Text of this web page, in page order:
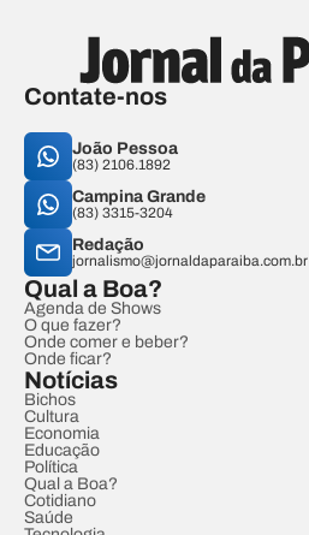
Contate-nos
João Pessoa
(83) 2106.1892
Campina Grande
(83) 3315-3204
Redação
jornalismo@jornaldaparaiba.com.br
Qual a Boa?
Agenda de Shows
O que fazer?
Onde comer e beber?
Onde ficar?
Notícias
Bichos
Cultura
Economia
Educação
Política
Qual a Boa?
Cotidiano
Saúde